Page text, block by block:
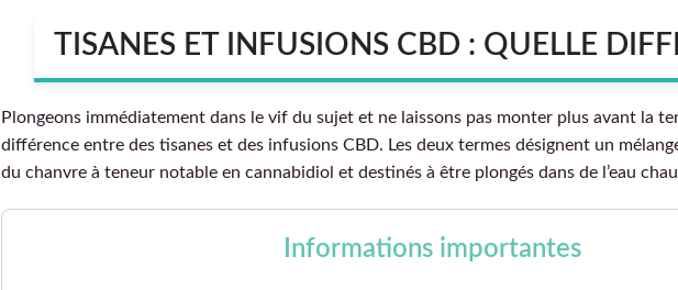
TISANES ET INFUSIONS CBD : QUELLE
Plongeons immédiatement dans le vif du sujet et ne laissons pas monter plus avant la
différence entre des tisanes et des infusions CBD. Les deux termes désignent un
du chanvre à teneur notable en cannabidiol et destinés à être plongés dans de l’eau
Informations importantes